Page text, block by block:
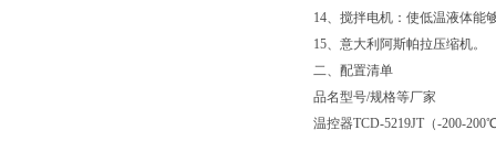
14、搅拌电机：使低温液体能
15、意大利阿斯帕拉压缩机。
二、配置清单
品名型号/规格等厂家
温控器TCD-5219JT （-200-200